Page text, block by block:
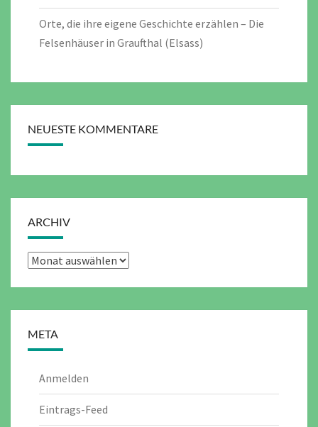
Orte, die ihre eigene Geschichte erzählen – Die
Felsenhäuser in Graufthal (Elsass)
NEUESTE KOMMENTARE
ARCHIV
Archiv
META
Anmelden
Eintrags-Feed